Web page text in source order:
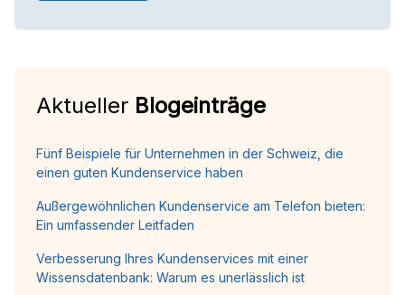
Aktueller Blogeinträge
Fünf Beispiele für Unternehmen in der Schweiz, die
einen guten Kundenservice haben
Außergewöhnlichen Kundenservice am Telefon bieten:
Ein umfassender Leitfaden
Verbesserung Ihres Kundenservices mit einer
Wissensdatenbank: Warum es unerlässlich ist